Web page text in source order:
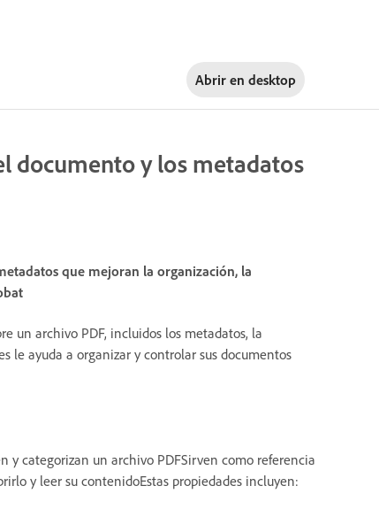
Abrir en desktop
documento y los metadatos
que mejoran la organización, la
un archivo PDF, incluidos los metadatos, la
le ayuda a organizar y controlar sus documentos
y categorizan un archivo PDFSirven como referencia
y leer su contenidoEstas propiedades incluyen: